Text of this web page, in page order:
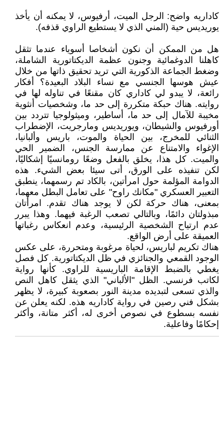
كاداريه واضح: الرجل الميت، أرفيوس، لا يمكنه أن يأخذ
يوريديس حية (المني الذي لا يستطيع الراوي قذفه).
هل من الممكن أن نكون أشخاصا أسوياء عندما تثقل
كاهلنا الدوغمائية وجنون عظمة الديكتاتورية الشاملة،
وضغط الجماعة الذكورية التي تريد تحقيق ذاتها من خلال
عيش هوسها الجنسي مع نساء البلاد البعيدة؟ أفكار
رائعة، لا يبدو لي كاداري كان مقنعًا في تناوله لها في
روايته. هناك حبكة متكررة إلى حد ما، وشخصيات أنثوية
مخيبة للآمال إلى حد ما، أساطير، وميثولوجيا تتردد بين
أورفيوس والشيطان، ويوريديس ومارجريت، الإضطراب
الثنائي للمخرج، بين الحياة والموت، باريس وألبانيا،
الإغواء والامتناع عن ممارسة الجنس، الضمير الحي
والميت. كل هذا، يخلق بالفعل وضعًا رومانسيًا إشكاليًا،
لكن تنفيذه على الورق، أتى سيئا بعض الشيء. هذه
الدوامة المؤلمة حول امرأتين، بالكاد تم رسمهما، ينطبق
التعبير العسكري "مكانك راوح" على تعامل البطل معهما،
بمعنى، هناك حركة لكن لا يوجد هناك تقدم. امرأتان
مبذولتان دائمًا، وبالتالي تصعب الرغبة فيهما. وهذا يبرر
عدم ارتياح الشخصية الرئيسية، وعدم انعكاس رغباتها
العميقة على أرض الواقع.
هناك تكريم لباريس، لحياة مرغوبة ومتحررة، على عكس
الوجود القمعي والجنائزي في ظل الديكتاتورية. كل فصل
يغطي بالضبط الإقامة الباريسية للراوي. كأنها رواية
لكاتب فرنسي. الظل "الألباني" الذي يثقل كاهل النص
والذي تسعى لتبديده مدينة النور بصعوبة كبيرة، لا يظهر
بشكل فني رصين في رواية كاداريه هذه. لكنه يعلن عن
نفسه بسطوع في نصوص أخرى له، أكثر متانة، وأكثر
إحكامًا وفاعلية.